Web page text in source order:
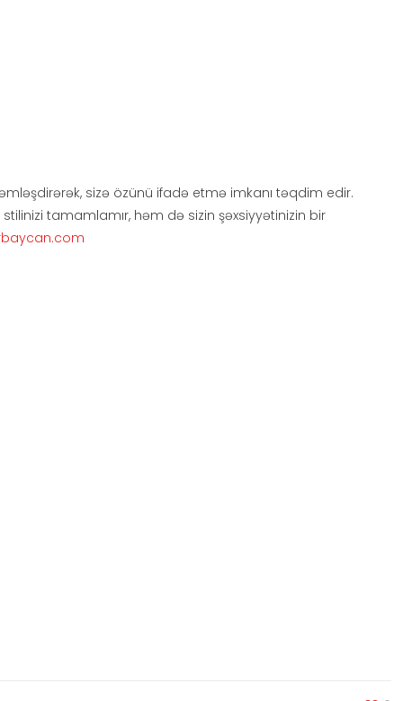
sizə özünü ifadə etmə imkanı təqdim edir.
stilinizi tamamlamır, həm də sizin şəxsiyyətinizin bir